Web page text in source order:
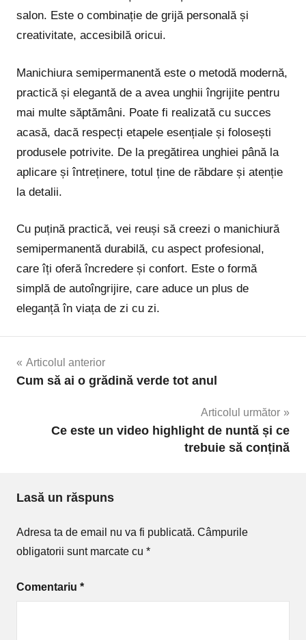
salon. Este o combinație de grijă personală și
creativitate, accesibilă oricui.
Manichiura semipermanentă este o metodă modernă,
practică și elegantă de a avea unghii îngrijite pentru
mai multe săptămâni. Poate fi realizată cu succes
acasă, dacă respecți etapele esențiale și folosești
produsele potrivite. De la pregătirea unghiei până la
aplicare și întreținere, totul ține de răbdare și atenție
la detalii.
Cu puțină practică, vei reuși să creezi o manichiură
semipermanentă durabilă, cu aspect profesional,
care îți oferă încredere și confort. Este o formă
simplă de autoîngrijire, care aduce un plus de
eleganță în viața de zi cu zi.
Navigare
Articolul anterior
Cum să ai o grădină verde tot anul
Articolul următor
Ce este un video highlight de nuntă și ce
trebuie să conțină
Lasă un răspuns
Adresa ta de email nu va fi publicată. Câmpurile
obligatorii sunt marcate cu *
Comentariu *